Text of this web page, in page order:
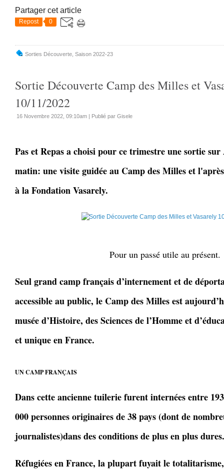
Partager cet article
Repost 0
Sorties Découverte Saison 2022-23
Sortie Découverte Camp des Milles et
10/11/2022
16 Novembre 2022, 09:10am | Publié par Gisele
Pas et Repas a choisi pour ce trimestre une sortie sur
matin: une visite guidée au Camp des Milles et
à la Fondation Vasarely.
Pour un passé utile au présent.
Seul grand camp français d’internement et de
accessible au public, le Camp des Milles est
musée d’Histoire, des Sciences de l’Homme et
et unique en France.
UN CAMP FRANÇAIS
Dans cette ancienne tuilerie furent internées entre
000 personnes originaires de 38 pays (dont de
journalistes)dans des conditions de plus en plus dures.
Réfugiées en France, la plupart fuyait le